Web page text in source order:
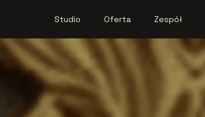
Studio Oferta Zespół